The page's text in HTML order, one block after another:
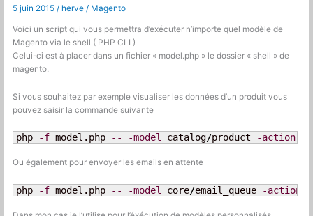
5 juin 2015/ herve/ Magento
Voici un script qui vous permettra d’exécuter n’importe quel modèle de
Magento via le shell ( PHP CLI )
Celui-ci est à placer dans un fichier « model.php » le dossier « shell » de
magento.
Si vous souhaitez par exemple visualiser les données d’un produit vous
pouvez saisir la commande suivante
php -f model.php -- -model catalog/product -action
Ou également pour envoyer les emails en attente
php -f model.php -- -model core/email_queue -action